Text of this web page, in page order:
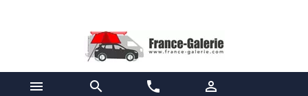
  phone 